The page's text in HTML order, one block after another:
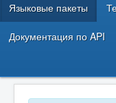
Языковые пакеты
Документация по API